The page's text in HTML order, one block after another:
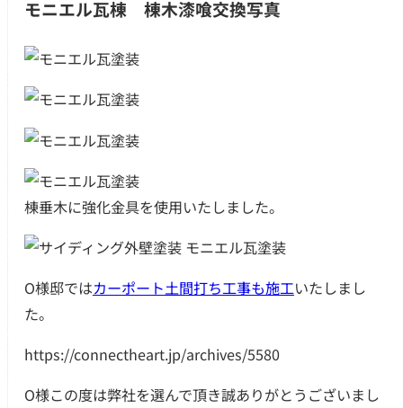
モニエル瓦棟 棟木漆喰交換写真
棟垂木に強化金具を使用いたしました。
O様邸ではカーポート土間打ち工事も施工いたしまし
た。
https://connectheart.jp/archives/5580
O様この度は弊社を選んで頂き誠ありがとうございまし